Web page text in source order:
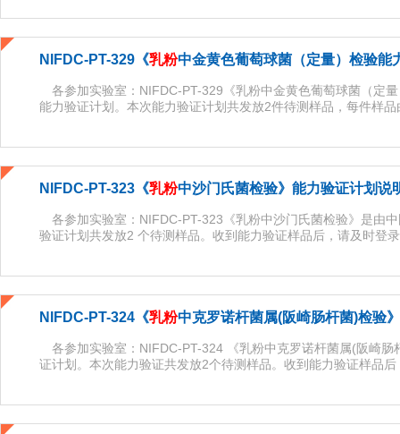
NIFDC-PT-329《乳粉中金黄色葡萄球菌（定量）检验能
各参加实验室：NIFDC-PT-329《乳粉中金黄色葡萄球菌（定
能力验证计划。本次能力验证计划共发放2件待测样品，每件样
NIFDC-PT-323《乳粉中沙门氏菌检验》能力验证计划说
各参加实验室：NIFDC-PT-323《乳粉中沙门氏菌检验》是由
验证计划共发放2 个待测样品。收到能力验证样品后，请及时登
NIFDC-PT-324《乳粉中克罗诺杆菌属(阪崎肠杆菌)检验
各参加实验室：NIFDC-PT-324 《乳粉中克罗诺杆菌属(阪崎
证计划。本次能力验证共发放2个待测样品。收到能力验证样品